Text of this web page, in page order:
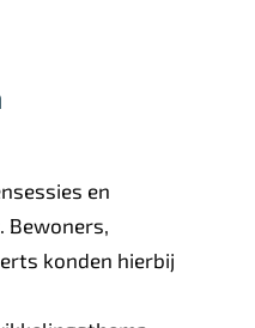
en
Bewoners,
konden hierbij